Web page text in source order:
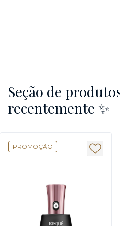
Seção de
recentemente ✨
PROMOÇÃO